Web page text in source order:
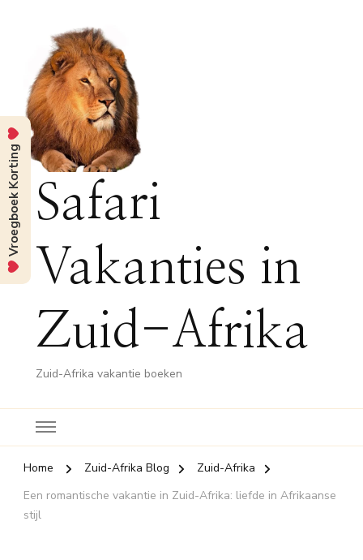
Safari
Vakanties in
Zuid-Afrika
Zuid-Afrika vakantie boeken
Home Zuid-Afrika Blog
Zuid-Afrika
Een romantische vakantie in Zuid-Afrika: liefde in Afrikaanse
stijl
Vroegboek Korting